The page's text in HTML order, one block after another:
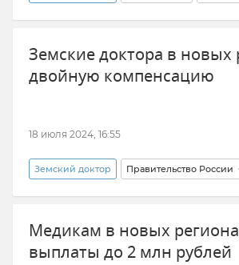
Здравоохранение в Крыму и Севастополе
Земские доктора в новых
двойную компенсацию
18 июля 2024, 16:55
Земский доктор Правительство России
Господдержка Новые регионы
Медикам в новых
выплаты до 2 млн рублей